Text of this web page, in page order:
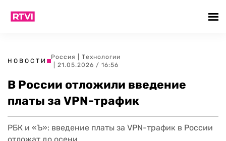
НОВОСТИ
Россия
Технологии
| 21.05.2026 / 16:56
В России отложили введение
платы за VPN-трафик
РБК и «Ъ»: введение платы за VPN-трафик в России